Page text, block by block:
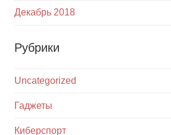
Декабрь 2018
Рубрики
Uncategorized
Гаджеты
Киберспорт